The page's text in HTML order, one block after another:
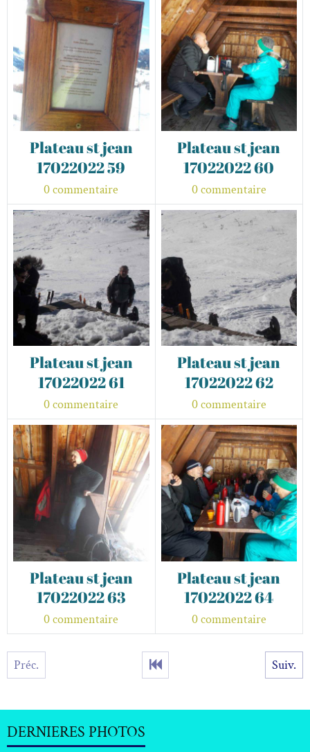
Plateau st jean
17022022 59
0 commentaire
Plateau st jean
17022022 60
0 commentaire
Plateau st jean
17022022 61
0 commentaire
Plateau st jean
17022022 62
0 commentaire
Plateau st jean
17022022 63
0 commentaire
Plateau st jean
17022022 64
0 commentaire
Préc. Suiv.
DERNIERES PHOTOS